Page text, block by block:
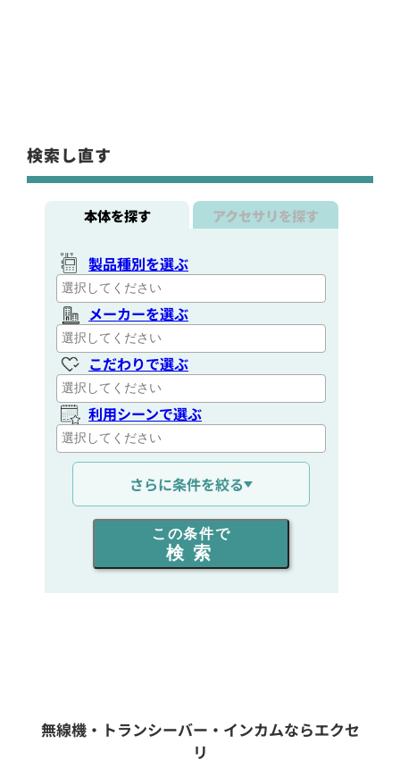
定価:16,000円(税別)
※Φ2.5mmイヤホン付属
​イヤマイク(耳で話すマイク/イヤホン)
検索し直す
本体を探す アクセサリを探す
製品種別を選ぶ
メーカーを選ぶ
こだわりで選ぶ
利用シーンで選ぶ
通信距離を選ぶ
出力を選ぶ
同時通話人数を選ぶ
フリーワード入力(製品名等)
さらに条件を絞る
この条件で
検索
無線機・トランシーバー・インカムならエクセ
リ